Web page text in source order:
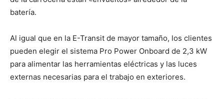
batería.
Al igual que en la E-Transit de mayor tamaño, los clientes
pueden elegir el sistema Pro Power Onboard de 2,3 kW
para alimentar las herramientas eléctricas y las luces
externas necesarias para el trabajo en exteriores.